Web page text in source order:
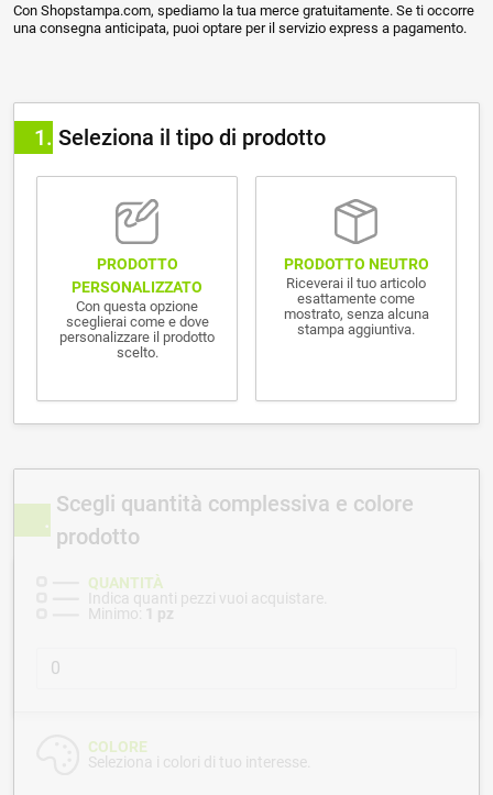
Con Shopstampa.com, spediamo la tua merce gratuitamente. Se ti occorre
una consegna anticipata, puoi optare per il servizio express a pagamento.
1 Seleziona il tipo di prodotto
PRODOTTO
PERSONALIZZATO
Con questa opzione
sceglierai come e dove
personalizzare il prodotto
scelto.
PRODOTTO NEUTRO
Riceverai il tuo articolo
esattamente come
mostrato, senza alcuna
stampa aggiuntiva.
Scegli quantità complessiva e colore
prodotto
QUANTITÀ
Indica quanti pezzi vuoi acquistare.
Minimo: 1 pz
COLORE
Seleziona i colori di tuo interesse.